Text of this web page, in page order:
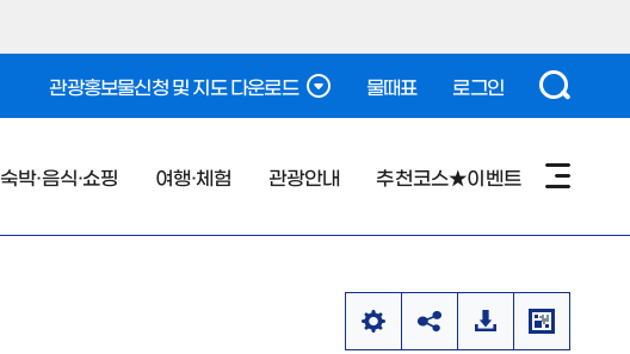
관광홍보물신청 및 지도 다운로드 물때표 로그인
숙박·음식·쇼핑 여행·체험 관광안내 추천코스★이벤트